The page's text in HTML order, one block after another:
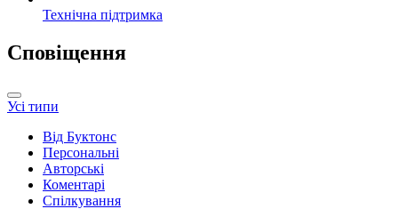
Технічна підтримка
Сповіщення
Усі типи
Від Буктонс
Персональні
Авторські
Коментарі
Спілкування